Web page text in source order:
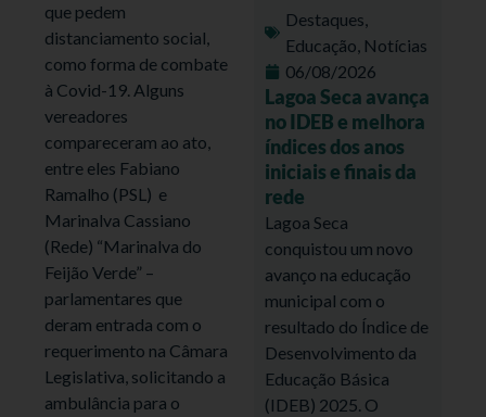
que pedem
distanciamento social,
como forma de combate
à Covid-19. Alguns
vereadores
compareceram ao ato,
entre eles Fabiano
Ramalho (PSL) e
Marinalva Cassiano
(Rede) “Marinalva do
Feijão Verde” –
parlamentares que
deram entrada com o
requerimento na Câmara
Legislativa, solicitando a
ambulância para o
Destaques,
Educação, Notícias
06/08/2026
Lagoa Seca avança
no IDEB e melhora
índices dos anos
iniciais e finais da
rede
Lagoa Seca
conquistou um novo
avanço na educação
municipal com o
resultado do Índice de
Desenvolvimento da
Educação Básica
(IDEB) 2025. O